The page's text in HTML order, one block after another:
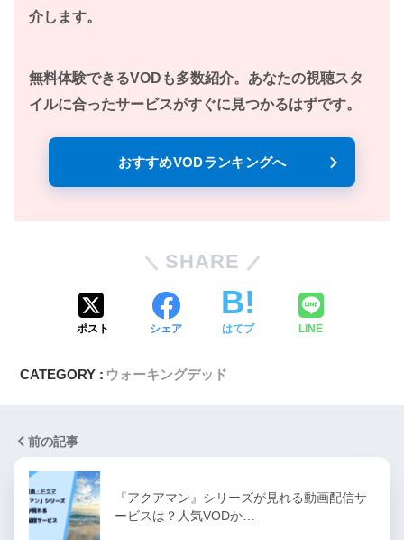
介します。
無料体験できるVODも多数紹介。あなたの視聴スタ
イルに合ったサービスがすぐに見つかるはずです。
おすすめVODランキングへ
SHARE
ポスト シェア はてブ LINE
CATEGORY : ウォーキングデッド
前の記事
『アクアマン』シリーズが見れる動画配信サ
ービスは？人気VODか…